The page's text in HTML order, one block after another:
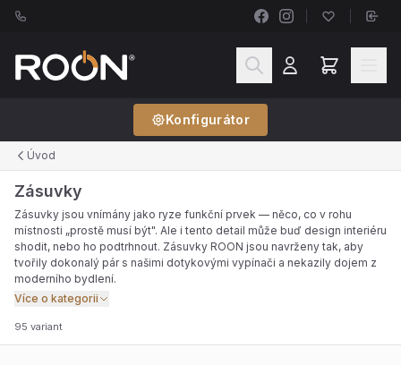
Konfigurátor
Úvod
Zásuvky
Zásuvky jsou vnímány jako ryze funkční prvek — něco, co v rohu
místnosti „prostě musí být". Ale i tento detail může buď design interiéru
shodit, nebo ho podtrhnout. Zásuvky ROON jsou navrženy tak, aby
tvořily dokonalý pár s našimi dotykovými vypínači a nekazily dojem z
moderního bydlení.
Více o kategorii
95 variant